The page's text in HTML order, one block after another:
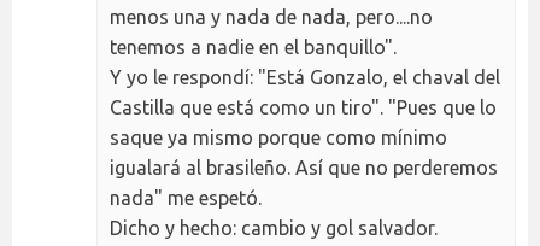
menos una y nada de nada, pero....no
tenemos a nadie en el banquillo".
Y yo le respondí: "Está Gonzalo, el chaval del
Castilla que está como un tiro". "Pues que lo
saque ya mismo porque como mínimo
igualará al brasileño. Así que no perderemos
nada" me espetó.
Dicho y hecho: cambio y gol salvador.